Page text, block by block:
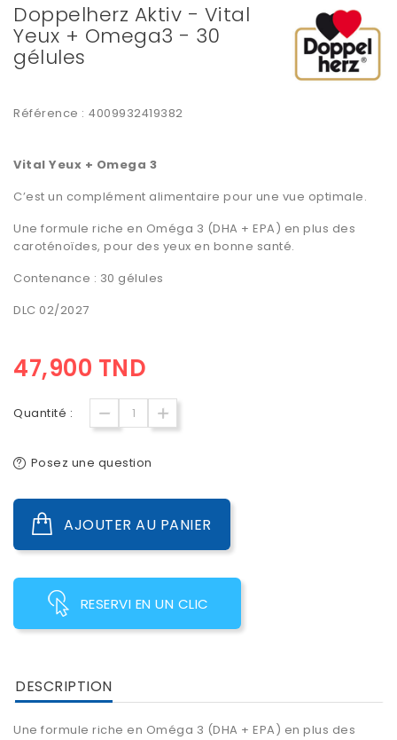
Doppelherz Aktiv - Vital
Yeux + Omega3 - 30
gélules
Référence : 4009932419382
Vital Yeux + Omega 3
C’est un complément alimentaire pour une vue optimale.
Une formule riche en Oméga 3 (DHA + EPA) en plus des
caroténoïdes, pour des yeux en bonne santé.
Contenance : 30 gélules
DLC 02/2027
47,900 TND
Quantité :
Posez une question
AJOUTER AU PANIER
RESERVI EN UN CLIC
DESCRIPTION
Une formule riche en Oméga 3 (DHA + EPA) en plus des